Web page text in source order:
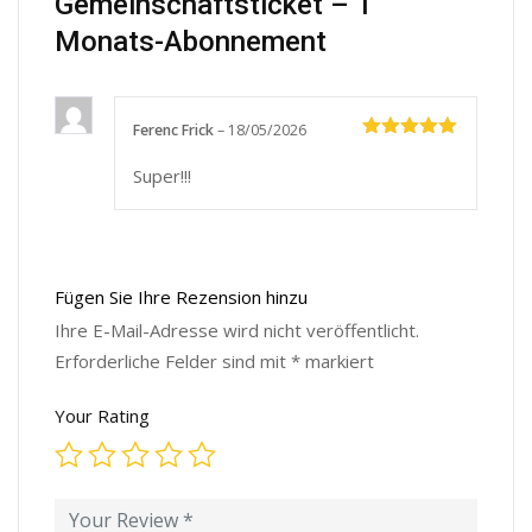
Monats-Abonnement
Ferenc Frick– 18/05/2026
Super!!!
Fügen Sie Ihre Rezension hinzu
Ihre E-Mail-Adresse wird nicht veröffentlicht.
Erforderliche Felder sind mit * markiert
Your Rating